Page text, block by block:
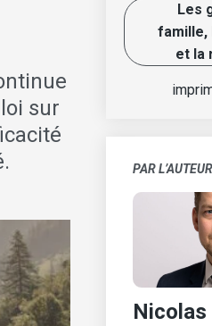
sur
Les
famille,
et la
PAR L’AUTEUR
Nicolas